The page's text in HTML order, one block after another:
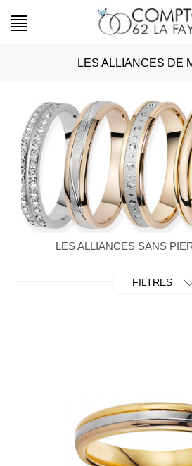
LES ALLIANCES DE
AVEC PIERRES DE
FILTRES